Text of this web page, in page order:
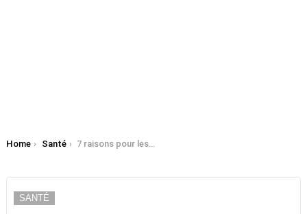
You are here:
Home Santé 7 raisons pour lesquelles les vélos couchés peuvent être une excellente option pour les plus de 60 ans
SANTÉ